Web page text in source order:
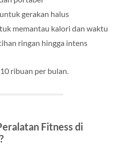
gerakan halus
memantau kalori dan waktu
ringan hingga intens
ribuan per bulan.
Fitness di